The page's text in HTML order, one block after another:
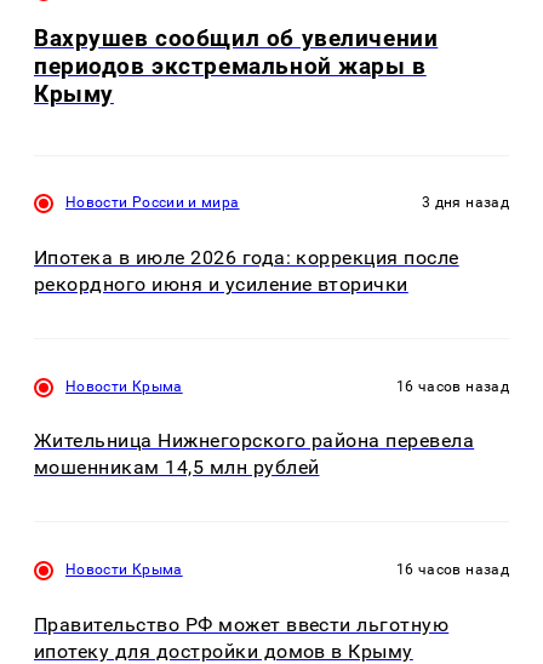
Вахрушев сообщил об увеличении
периодов экстремальной жары в
Крыму
Новости России и мира 3 дня назад
Ипотека в июле 2026 года: коррекция после
рекордного июня и усиление вторички
Новости Крыма 16 часов назад
Жительница Нижнегорского района перевела
мошенникам 14,5 млн рублей
Новости Крыма 16 часов назад
Правительство РФ может ввести льготную
ипотеку для достройки домов в Крыму